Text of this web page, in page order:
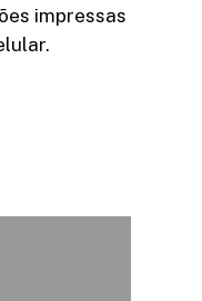
impressas